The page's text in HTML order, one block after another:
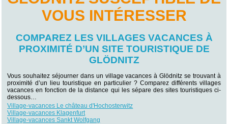
VOUS INTÉRESSER
COMPAREZ LES VILLAGES VACANCES À
PROXIMITÉ D’UN SITE TOURISTIQUE DE
GLÖDNITZ
Vous souhaitez séjourner dans un village vacances à Glödnitz se trouvant à
proximité d’un lieu touristique en particulier ? Comparez différents villages
vacances en fonction de la distance qui les sépare des sites touristiques ci-
dessous…
Village-vacances Le château d'Hochosterwitz
Village-vacances Klagenfurt
Village-vacances Sankt Wolfgang